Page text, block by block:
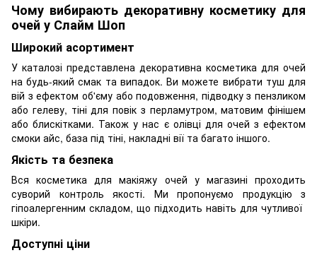
Чому вибирають декоративну косметику для
очей у Слайм Шоп
Широкий асортимент
У каталозі представлена ​​декоративна косметика для очей
на будь-який смак та випадок. Ви можете вибрати туш для
вій з ефектом об'єму або подовження, підводку з пензликом
або гелеву, тіні для повік з перламутром, матовим фінішем
або блискітками. Також у нас є олівці для очей з ефектом
смоки айс, база під тіні, накладні вії та багато іншого.
Якість та безпека
Вся косметика для макіяжу очей у магазині проходить
суворий контроль якості. Ми пропонуємо продукцію з
гіпоалергенним складом, що підходить навіть для чутливої ​​
шкіри.
Доступні ціни